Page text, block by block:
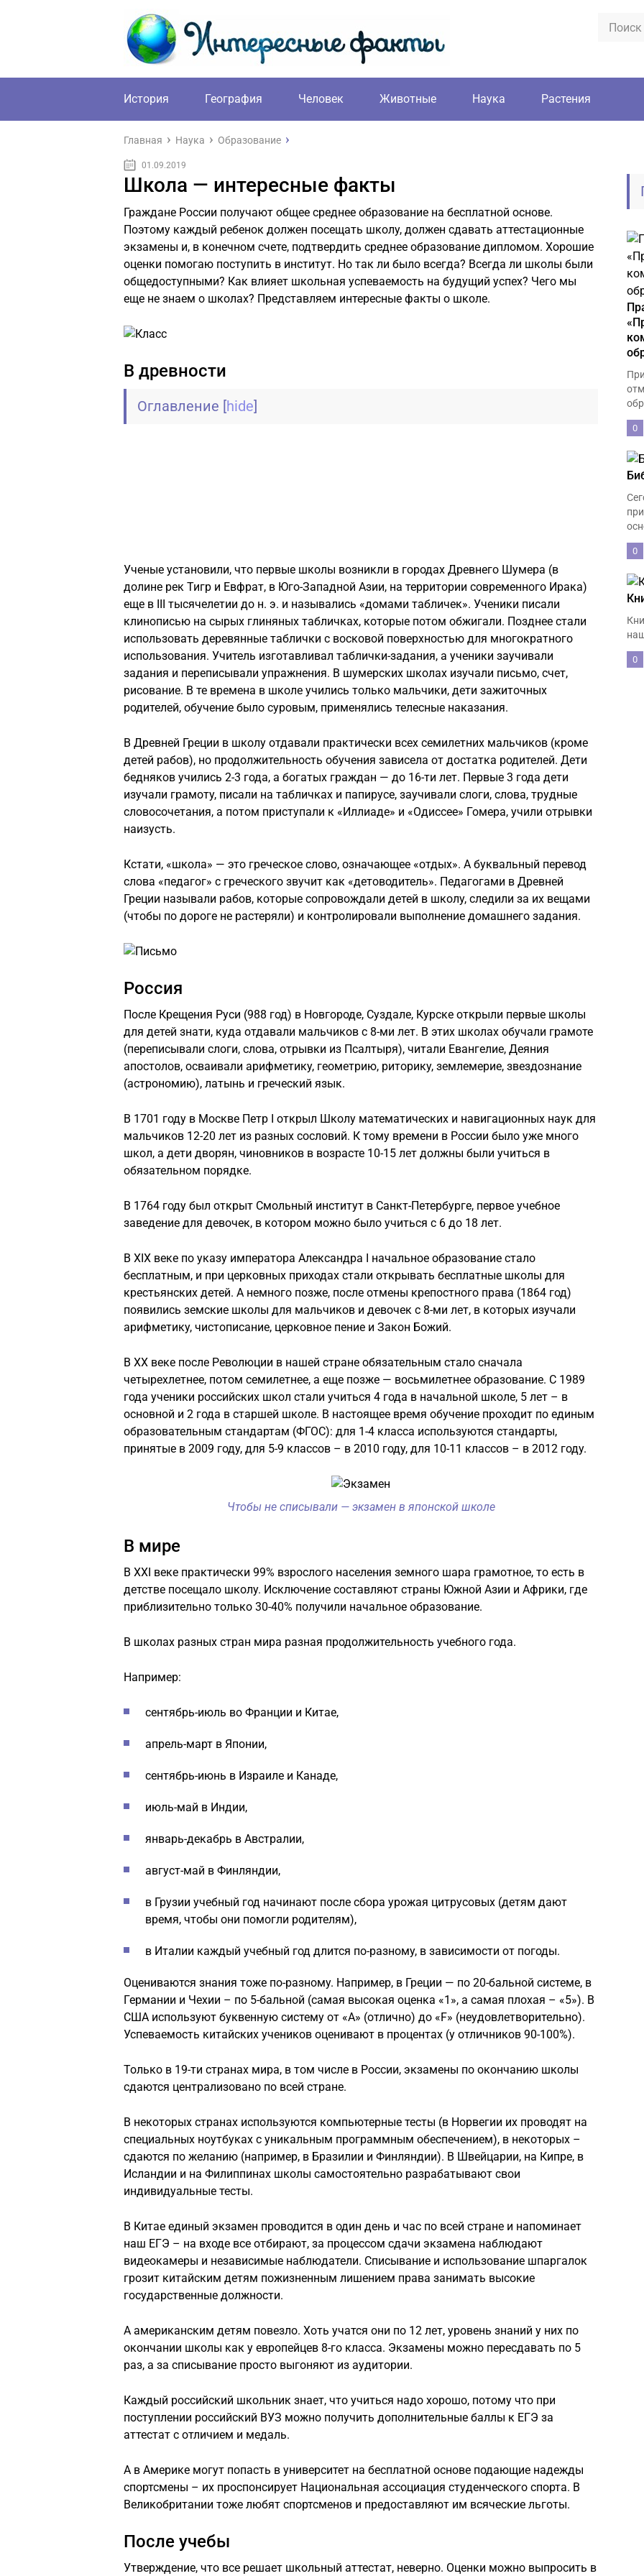
История География Человек Животные Наука Растения
Главная Наука Образование
01.09.2019
Школа — интересные факты
Граждане России получают общее среднее образование на бесплатной основе.
Поэтому каждый ребенок должен посещать школу, должен сдавать аттестационные
экзамены и, в конечном счете, подтвердить среднее образование дипломом. Хорошие
оценки помогаю поступить в институт. Но так ли было всегда? Всегда ли школы были
общедоступными? Как влияет школьная успеваемость на будущий успех? Чего мы
еще не знаем о школах? Представляем интересные факты о школе.
В древности
Оглавление [hide]
Ученые установили, что первые школы возникли в городах Древнего Шумера (в
долине рек Тигр и Евфрат, в Юго-Западной Азии, на территории современного Ирака)
еще в III тысячелетии до н. э. и назывались «домами табличек». Ученики писали
клинописью на сырых глиняных табличках, которые потом обжигали. Позднее стали
использовать деревянные таблички с восковой поверхностью для многократного
использования. Учитель изготавливал таблички-задания, а ученики заучивали
задания и переписывали упражнения. В шумерских школах изучали письмо, счет,
рисование. В те времена в школе учились только мальчики, дети зажиточных
родителей, обучение было суровым, применялись телесные наказания.
В Древней Греции в школу отдавали практически всех семилетних мальчиков (кроме
детей рабов), но продолжительность обучения зависела от достатка родителей. Дети
бедняков учились 2-3 года, а богатых граждан — до 16-ти лет. Первые 3 года дети
изучали грамоту, писали на табличках и папирусе, заучивали слоги, слова, трудные
словосочетания, а потом приступали к «Иллиаде» и «Одиссее» Гомера, учили отрывки
наизусть.
Кстати, «школа» — это греческое слово, означающее «отдых». А буквальный перевод
слова «педагог» с греческого звучит как «детоводитель». Педагогами в Древней
Греции называли рабов, которые сопровождали детей в школу, следили за их вещами
(чтобы по дороге не растеряли) и контролировали выполнение домашнего задания.
Россия
После Крещения Руси (988 год) в Новгороде, Суздале, Курске открыли первые школы
для детей знати, куда отдавали мальчиков с 8-ми лет. В этих школах обучали грамоте
(переписывали слоги, слова, отрывки из Псалтыря), читали Евангелие, Деяния
апостолов, осваивали арифметику, геометрию, риторику, землемерие, звездознание
(астрономию), латынь и греческий язык.
В 1701 году в Москве Петр I открыл Школу математических и навигационных наук для
мальчиков 12-20 лет из разных сословий. К тому времени в России было уже много
школ, а дети дворян, чиновников в возрасте 10-15 лет должны были учиться в
обязательном порядке.
В 1764 году был открыт Смольный институт в Санкт-Петербурге, первое учебное
заведение для девочек, в котором можно было учиться с 6 до 18 лет.
В XIX веке по указу императора Александра I начальное образование стало
бесплатным, и при церковных приходах стали открывать бесплатные школы для
крестьянских детей. А немного позже, после отмены крепостного права (1864 год)
появились земские школы для мальчиков и девочек с 8-ми лет, в которых изучали
арифметику, чистописание, церковное пение и Закон Божий.
В XX веке после Революции в нашей стране обязательным стало сначала
четырехлетнее, потом семилетнее, а еще позже — восьмилетнее образование. С 1989
года ученики российских школ стали учиться 4 года в начальной школе, 5 лет – в
основной и 2 года в старшей школе. В настоящее время обучение проходит по единым
образовательным стандартам (ФГОС): для 1-4 класса используются стандарты,
принятые в 2009 году, для 5-9 классов – в 2010 году, для 10-11 классов – в 2012 году.
Чтобы не списывали — экзамен в японской школе
В мире
В XXI веке практически 99% взрослого населения земного шара грамотное, то есть в
детстве посещало школу. Исключение составляют страны Южной Азии и Африки, где
приблизительно только 30-40% получили начальное образование.
В школах разных стран мира разная продолжительность учебного года.
Например:
сентябрь-июль во Франции и Китае,
апрель-март в Японии,
сентябрь-июнь в Израиле и Канаде,
июль-май в Индии,
январь-декабрь в Австралии,
август-май в Финляндии,
в Грузии учебный год начинают после сбора урожая цитрусовых (детям дают
время, чтобы они помогли родителям),
в Италии каждый учебный год длится по-разному, в зависимости от погоды.
Оцениваются знания тоже по-разному. Например, в Греции — по 20-бальной системе, в
Германии и Чехии – по 5-бальной (самая высокая оценка «1», а самая плохая – «5»). В
США используют буквенную систему от «А» (отлично) до «F» (неудовлетворительно).
Успеваемость китайских учеников оценивают в процентах (у отличников 90-100%).
Только в 19-ти странах мира, в том числе в России, экзамены по окончанию школы
сдаются централизовано по всей стране.
В некоторых странах используются компьютерные тесты (в Норвегии их проводят на
специальных ноутбуках с уникальным программным обеспечением), в некоторых –
сдаются по желанию (например, в Бразилии и Финляндии). В Швейцарии, на Кипре, в
Исландии и на Филиппинах школы самостоятельно разрабатывают свои
индивидуальные тесты.
В Китае единый экзамен проводится в один день и час по всей стране и напоминает
наш ЕГЭ – на входе все отбирают, за процессом сдачи экзамена наблюдают
видеокамеры и независимые наблюдатели. Списывание и использование шпаргалок
грозит китайским детям пожизненным лишением права занимать высокие
государственные должности.
А американским детям повезло. Хоть учатся они по 12 лет, уровень знаний у них по
окончании школы как у европейцев 8-го класса. Экзамены можно пересдавать по 5
раз, а за списывание просто выгоняют из аудитории.
Каждый российский школьник знает, что учиться надо хорошо, потому что при
поступлении российский ВУЗ можно получить дополнительные баллы к ЕГЭ за
аттестат с отличием и медаль.
А в Америке могут попасть в университет на бесплатной основе подающие надежды
спортсмены – их проспонсирует Национальная ассоциация студенческого спорта. В
Великобритании тоже любят спортсменов и предоставляют им всяческие льготы.
После учебы
Утверждение, что все решает школьный аттестат, неверно. Оценки можно выпросить в
0
0
0